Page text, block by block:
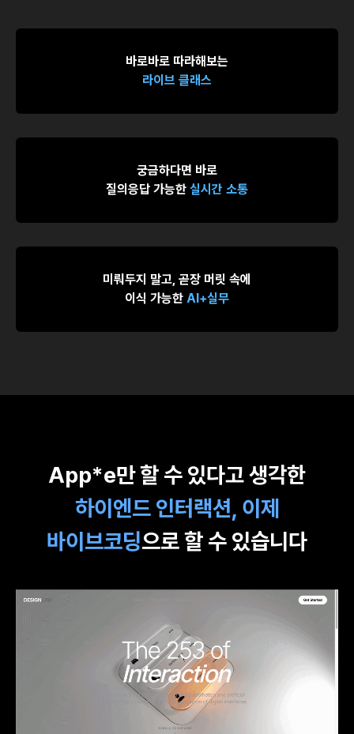
바로바로 따라해보는
라이브 클래스
궁금하다면 바로
질의응답 가능한 실시간 소통
미뤄두지 말고, 곧장 머릿 속에
이식 가능한 AI+실무
App*e만 할 수 있다고 생각한
하이엔드 인터랙션, 이제
바이브코딩으로 할 수 있습니다